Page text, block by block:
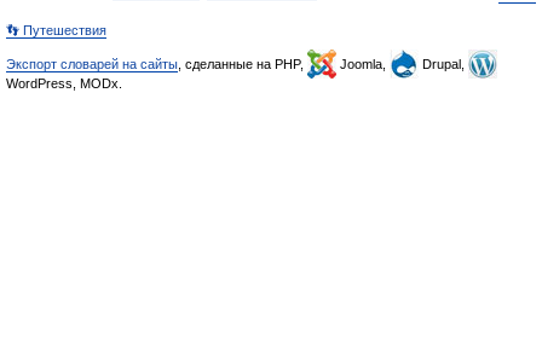
👣 Путешествия
Экспорт словарей на сайты , сделанные на PHP, Joomla,
Drupal,
WordPress, MODx.